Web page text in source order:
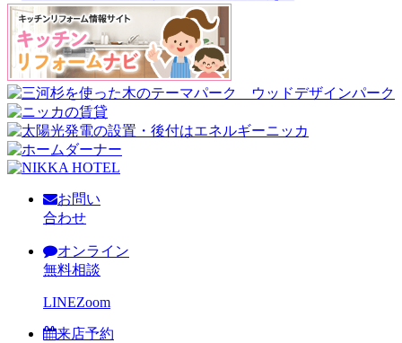
お問い
合わせ
オンライン
無料相談
LINEZoom
来店予約